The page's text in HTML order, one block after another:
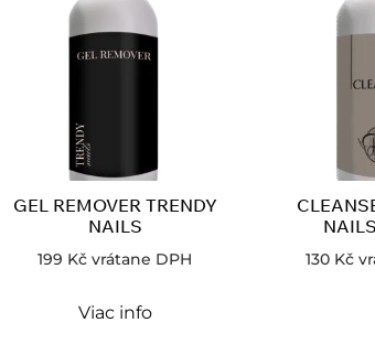
GEL REMOVER TRENDY
NAILS
199 Kč vrátane DPH
Viac info
130 Kč